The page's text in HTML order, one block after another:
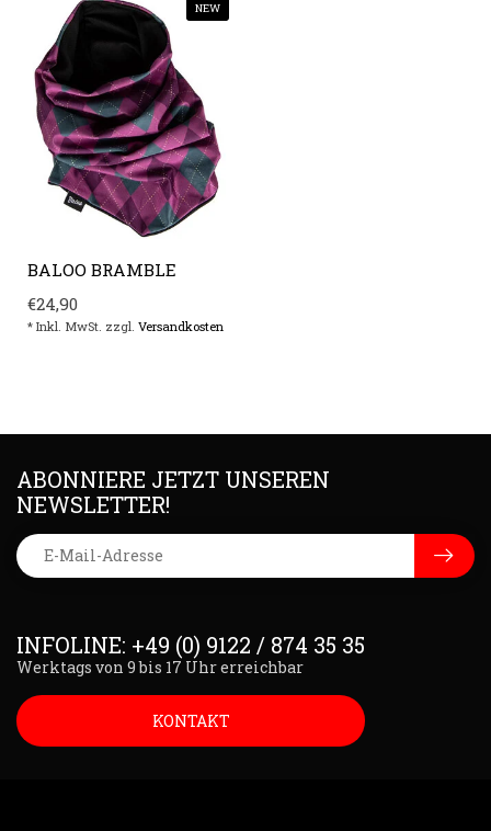
NEW
BALOO BRAMBLE
€24,90
* Inkl. MwSt. zzgl. Versandkosten
INFOLINE: +49 (0) 9122 / 874 35 35
Werktags von 9 bis 17 Uhr erreichbar
KONTAKT
ABONNIERE JETZT UNSEREN
NEWSLETTER!